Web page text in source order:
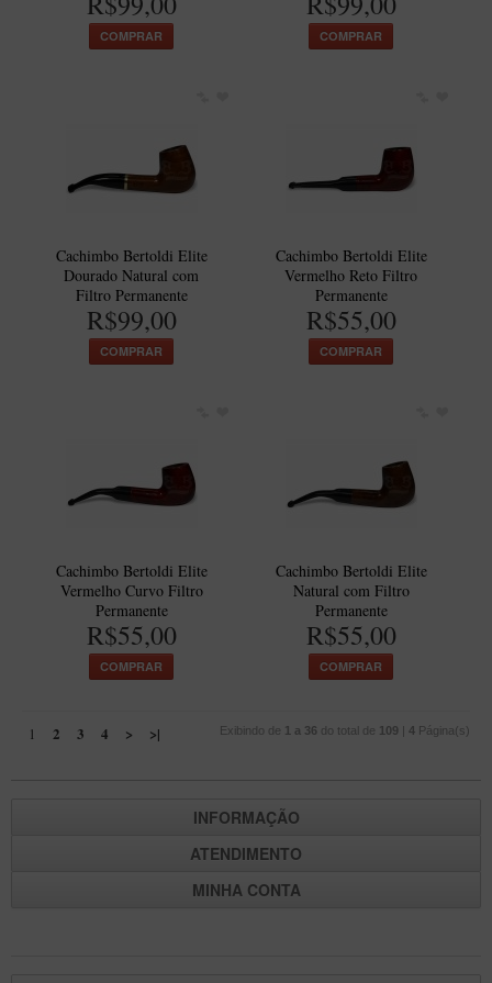
COMPRAR COMPRAR
Cachimbo Bertoldi Elite
Dourado Natural com
Filtro Permanente
R$99,00
COMPRAR
Cachimbo Bertoldi Elite
Vermelho Reto Filtro
Permanente
R$55,00
COMPRAR
Cachimbo Bertoldi Elite
Vermelho Curvo Filtro
Permanente
R$55,00
COMPRAR
Cachimbo Bertoldi Elite
Natural com Filtro
Permanente
R$55,00
COMPRAR
1 2 3 4 > >| Exibindo de 1 a 36 do total de 109 | 4 Página(s)
INFORMAÇÃO
ATENDIMENTO
MINHA CONTA